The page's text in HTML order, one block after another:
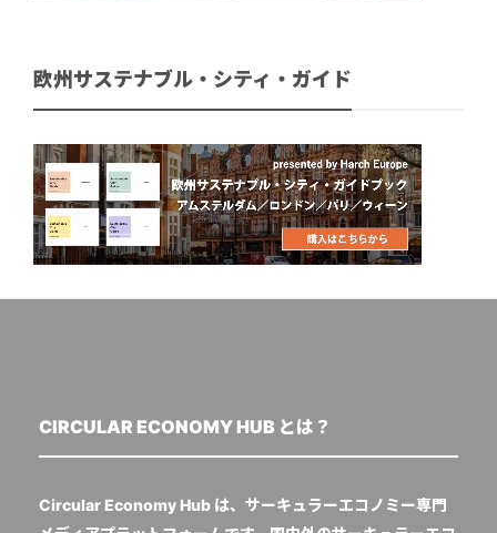
欧州サステナブル・シティ・ガイド
CIRCULAR ECONOMY HUB とは？
Circular Economy Hub は、サーキュラーエコノミー専門